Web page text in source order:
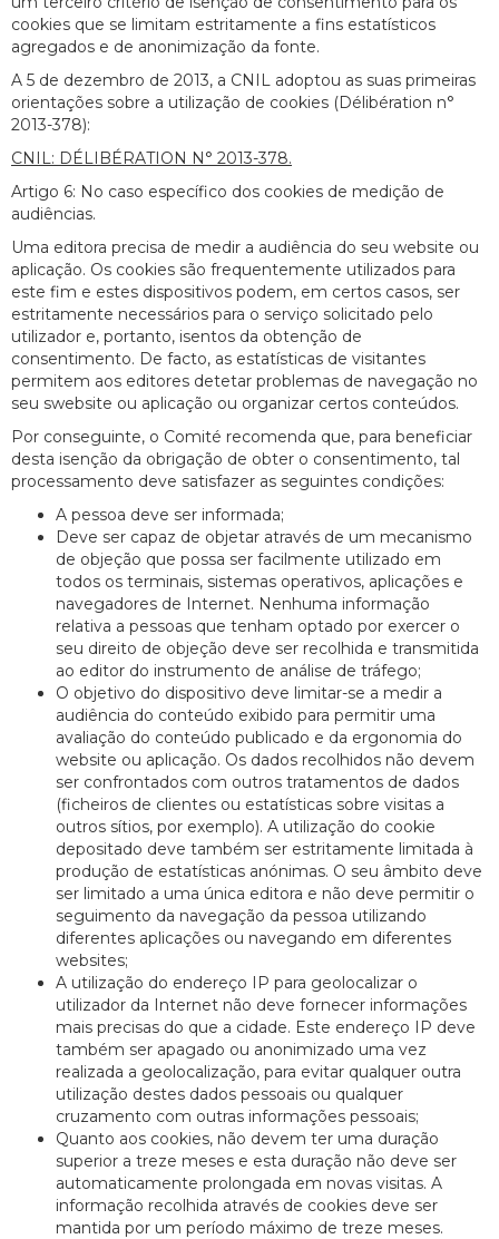
cookies que se limitam estritamente a fins estatísticos
agregados e de anonimização da fonte.
A 5 de dezembro de 2013, a CNIL adoptou as suas primeiras
orientações sobre a utilização de cookies (Délibération n°
2013-378):
CNIL: DÉLIBÉRATION N° 2013-378.
Artigo 6: No caso específico dos cookies de medição de
audiências.
Uma editora precisa de medir a audiência do seu website ou
aplicação. Os cookies são frequentemente utilizados para
este fim e estes dispositivos podem, em certos casos, ser
estritamente necessários para o serviço solicitado pelo
utilizador e, portanto, isentos da obtenção de
consentimento. De facto, as estatísticas de visitantes
permitem aos editores detetar problemas de navegação no
seu swebsite ou aplicação ou organizar certos conteúdos.
Por conseguinte, o Comité recomenda que, para beneficiar
desta isenção da obrigação de obter o consentimento, tal
processamento deve satisfazer as seguintes condições:
A pessoa deve ser informada;
Deve ser capaz de objetar através de um mecanismo
de objeção que possa ser facilmente utilizado em
todos os terminais, sistemas operativos, aplicações e
navegadores de Internet. Nenhuma informação
relativa a pessoas que tenham optado por exercer o
seu direito de objeção deve ser recolhida e transmitida
ao editor do instrumento de análise de tráfego;
O objetivo do dispositivo deve limitar-se a medir a
audiência do conteúdo exibido para permitir uma
avaliação do conteúdo publicado e da ergonomia do
website ou aplicação. Os dados recolhidos não devem
ser confrontados com outros tratamentos de dados
(ficheiros de clientes ou estatísticas sobre visitas a
outros sítios, por exemplo). A utilização do cookie
depositado deve também ser estritamente limitada à
produção de estatísticas anónimas. O seu âmbito deve
ser limitado a uma única editora e não deve permitir o
seguimento da navegação da pessoa utilizando
diferentes aplicações ou navegando em diferentes
websites;
A utilização do endereço IP para geolocalizar o
utilizador da Internet não deve fornecer informações
mais precisas do que a cidade. Este endereço IP deve
também ser apagado ou anonimizado uma vez
realizada a geolocalização, para evitar qualquer outra
utilização destes dados pessoais ou qualquer
cruzamento com outras informações pessoais;
Quanto aos cookies, não devem ter uma duração
superior a treze meses e esta duração não deve ser
automaticamente prolongada em novas visitas. A
informação recolhida através de cookies deve ser
mantida por um período máximo de treze meses.